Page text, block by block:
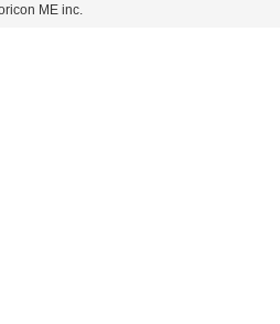
いただいた上でご覧ください。
ーザーに合わせたコンテンツや広告の表示、ソー
ME inc.